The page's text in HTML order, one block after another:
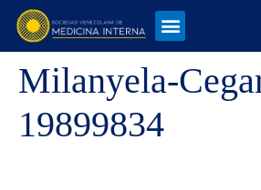
Milanyela-
19899834